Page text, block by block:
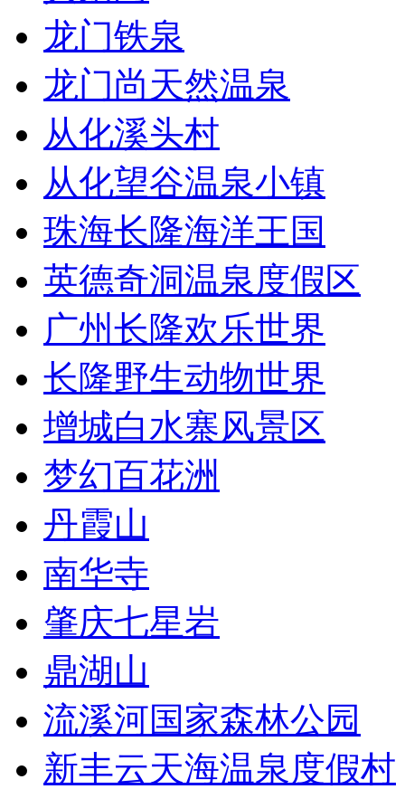
龙门铁泉
龙门尚天然温泉
从化溪头村
从化望谷温泉小镇
珠海长隆海洋王国
英德奇洞温泉度假区
广州长隆欢乐世界
长隆野生动物世界
增城白水寨风景区
梦幻百花洲
丹霞山
南华寺
肇庆七星岩
鼎湖山
流溪河国家森林公园
新丰云天海温泉度假村